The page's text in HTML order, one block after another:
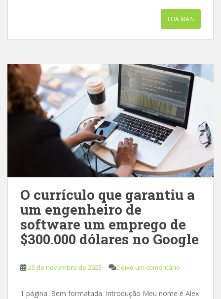
LEIA MAIS
O currículo que garantiu a
um engenheiro de
software um emprego de
$300.000 dólares no Google
25 de novembro de 2023 Deixe um comentário
1 página. Bem formatada. Introdução Meu nome é Alex